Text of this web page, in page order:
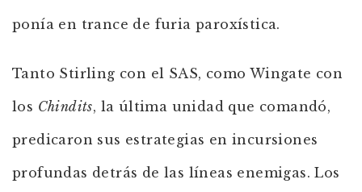
ponía en trance de furia paroxística.
Tanto Stirling con el SAS, como Wingate con
los Chindits, la última unidad que comandó,
predicaron sus estrategias en incursiones
profundas detrás de las líneas enemigas. Los